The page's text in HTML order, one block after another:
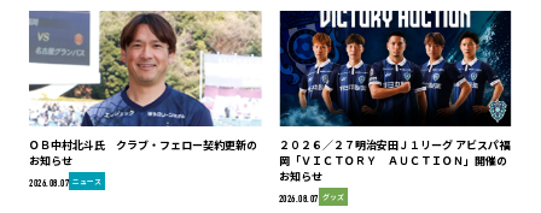
ＯＢ中村北斗氏 クラブ・フェロー契約更新の
お知らせ
2026.08.07 ニュース
２０２６／２７明治安田Ｊ１リーグ アビスパ福
岡「ＶＩＣＴＯＲＹ ＡＵＣＴＩＯＮ」開催の
お知らせ
2026.08.07 グッズ